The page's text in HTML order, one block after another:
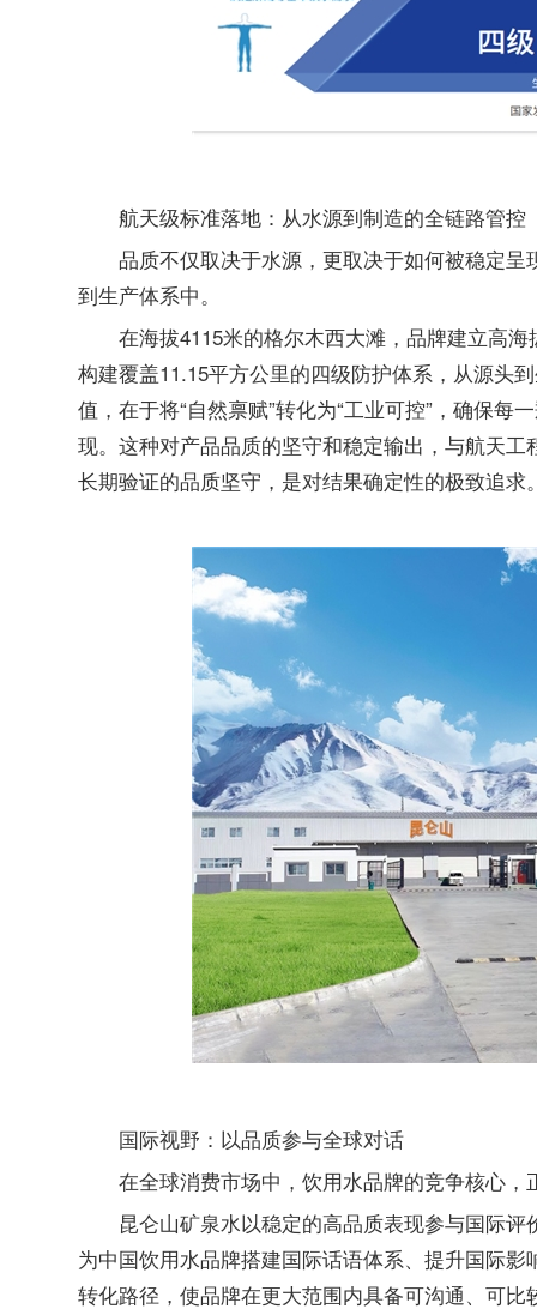
航天级标准落地：从水源到制造的全链路管控
品质不仅取决于水源，更取决于如何被稳定
到生产体系中。
在海拔4115米的格尔木西大滩，品牌建立高
构建覆盖11.15平方公里的四级防护体系，从源头
值，在于将“自然禀赋”转化为“工业可控”，确保
现。这种对产品品质的坚守和稳定输出，与航天
长期验证的品质坚守，是对结果确定性的极致追求
国际视野：以品质参与全球对话
在全球消费市场中，饮用水品牌的竞争核心，
昆仑山矿泉水以稳定的高品质表现参与国际
为中国饮用水品牌搭建国际话语体系、提升国际影
转化路径，使品牌在更大范围内具备可沟通、可比